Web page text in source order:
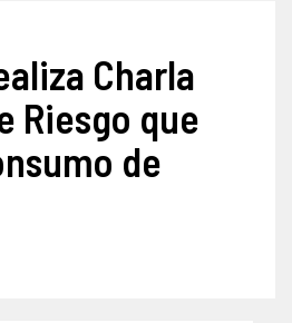
Charla
Riesgo que
de